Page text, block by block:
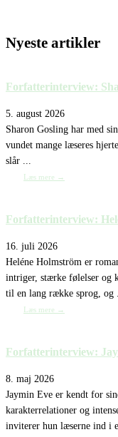
Nyeste artikler
Forfatterinterview:
5. august 2026
Sharon Gosling har med
vundet mange læseres
slår ...
Læs mere →
Forfatterinterview:
16. juli 2026
Heléne Holmström er
intriger, stærke følelser og
til en lang række sprog, og
Læs mere →
Forfatterinterview:
8. maj 2026
Jaymin Eve er kendt for
karakterrelationer og
inviterer hun læserne ind i